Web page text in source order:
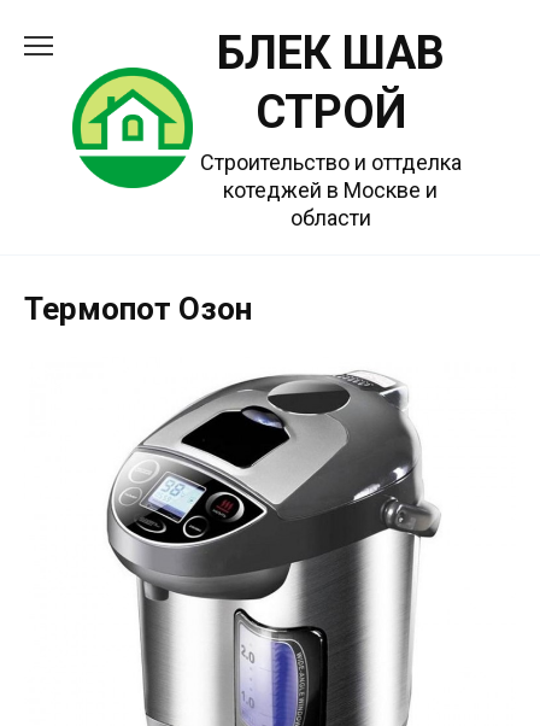
содержанию
БЛЕК ШАВ
СТРОЙ
Строительство и оттделка
котеджей в Москве и
области
Термопот Озон